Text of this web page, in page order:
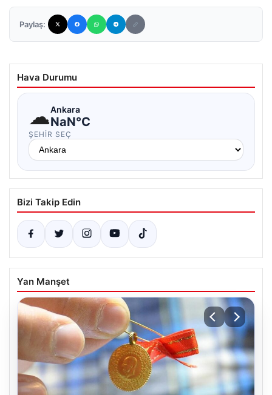
Paylaş:
Hava Durumu
☁Ankara
NaN°C
ŞEHIR SEÇ
Bizi Takip Edin
Yan Manşet